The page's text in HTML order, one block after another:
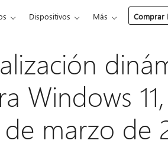
Dispositivos Más Comprar
Windows
marzo de